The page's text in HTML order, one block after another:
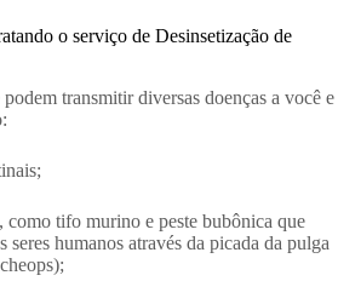
o serviço de Desinsetização de
transmitir diversas doenças a você e
como tifo murino e peste bubônica que
seres humanos através da picada da pulga